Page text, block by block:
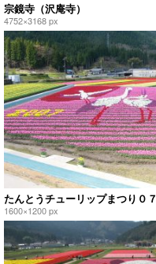
宗鏡寺（沢庵寺）
4752×3168 px
たんとうチューリップまつり０７
1600×1200 px